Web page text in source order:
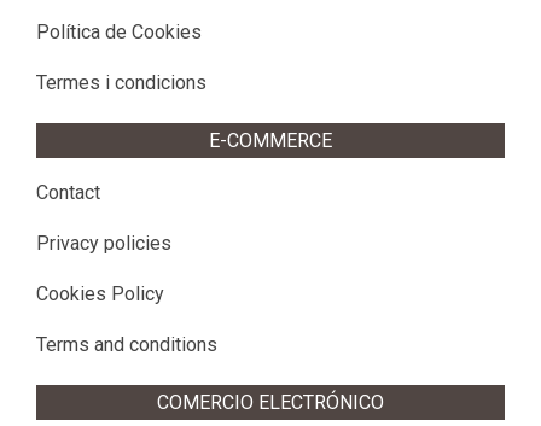
Política de Cookies
Termes i condicions
E-COMMERCE
Contact
Privacy policies
Cookies Policy
Terms and conditions
COMERCIO ELECTRÓNICO